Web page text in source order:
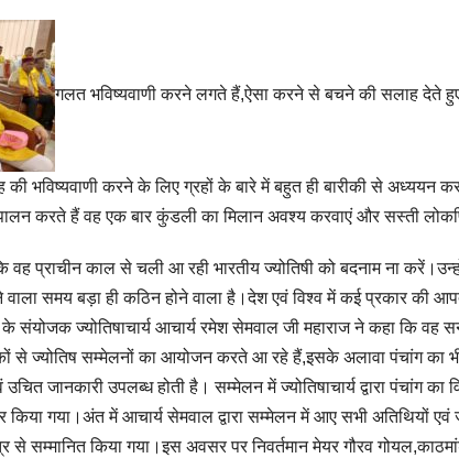
गलत भविष्यवाणी करने लगते हैं,ऐसा करने से बचने की सलाह देते
भविष्यवाणी करने के लिए ग्रहों के बारे में बहुत ही बारीकी से अध्ययन
करते हैं वह एक बार कुंडली का मिलान अवश्य करवाएं और सस्ती
वह प्राचीन काल से चली आ रही भारतीय ज्योतिषी को बदनाम ना
समय बड़ा ही कठिन होने वाला है।देश एवं विश्व में कई प्रकार की
ज्योतिषाचार्य आचार्य रमेश सेमवाल जी महाराज ने कहा कि वह
से ज्योतिष सम्मेलनों का आयोजन करते आ रहे हैं,इसके अलावा पंचांग का भी
जानकारी उपलब्ध होती है। सम्मेलन में ज्योतिषाचार्य द्वारा पंचांग
किया गया।अंत में आचार्य सेमवाल द्वारा सम्मेलन में आए सभी अतिथियों एवं
से सम्मानित किया गया।इस अवसर पर निवर्तमान मेयर गौरव